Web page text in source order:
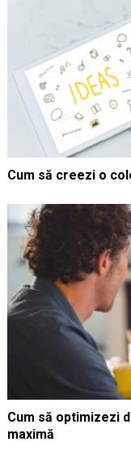
Cum să creezi o
Cum să optimizezi
maximă